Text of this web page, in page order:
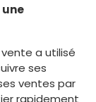
une
a utilisé
ses
ventes par
rapidement